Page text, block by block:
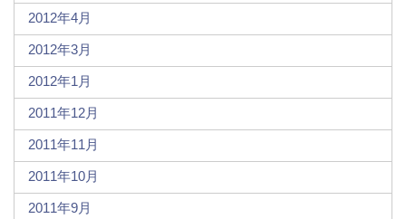
2012年4月
2012年3月
2012年1月
2011年12月
2011年11月
2011年10月
2011年9月